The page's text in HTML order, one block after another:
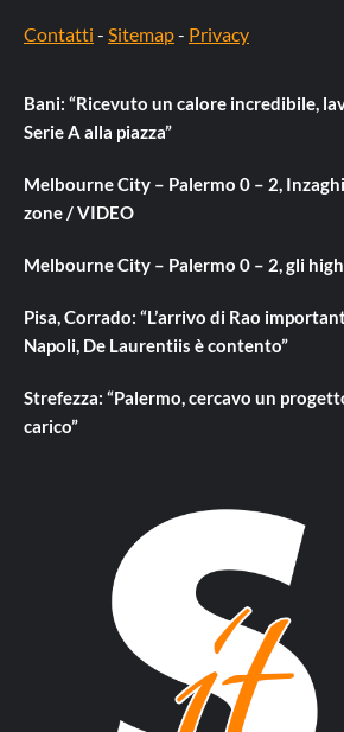
Contatti - Sitemap- Privacy
Bani: “Ricevuto un calore incredibile,
Serie A alla piazza”
Melbourne City – Palermo 0 – 2,
zone / VIDEO
Melbourne City – Palermo 0 – 2, gli
Pisa, Corrado: “L’arrivo di Rao
Napoli, De Laurentiis è contento”
Strefezza: “Palermo, cercavo un
carico”